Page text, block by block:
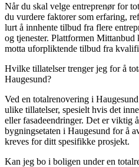
Når du skal velge entreprenør for
du vurdere faktorer som erfaring,
lurt å innhente tilbud fra flere
og tjenester. Plattformen
motta uforpliktende tilbud fra
Hvilke tillatelser trenger jeg for å
Haugesund?
Ved en totalrenovering i
ulike tillatelser, spesielt hvis det
eller fasadeendringer. Det er viktig
bygningsetaten i Haugesund for å
kreves for ditt spesifikke prosjekt.
Kan jeg bo i boligen under en